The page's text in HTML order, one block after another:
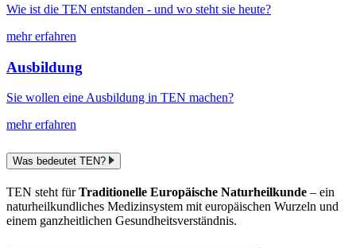
Wie ist die TEN entstanden - und wo steht sie heute?
mehr erfahren
Ausbildung
Sie wollen eine Ausbildung in TEN machen?
mehr erfahren
Was bedeutet TEN?
TEN steht fürTraditionelle Europäische Naturheilkunde – ein
naturheilkundliches Medizinsystem mit europäischen Wurzeln und
einem ganzheitlichen Gesundheitsverständnis.